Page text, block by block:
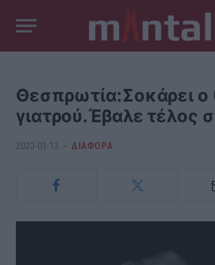
Θεσπρωτία:Σοκάρει ο
γιατρού.Έβαλε τέλος
2023-03-13 ΔΙΆΦΟΡΑ